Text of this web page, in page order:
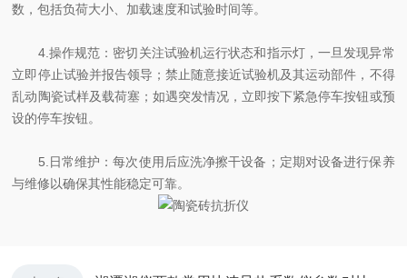
数，包括负荷大小、加载速度和试验时间等。
4.操作规范：密切关注试验机运行状态和指示灯，一旦发现异常
立即停止试验并报告领导；禁止随意接近试验机及其运动部件，不得
乱动陶瓷试样及载荷塞；如遇突发情况，立即按下紧急停车按钮或预
设的停车按钮。
5.日常维护：每次使用后应洗净擦干设备；定期对设备进行保养
与维修以确保其性能稳定可靠。